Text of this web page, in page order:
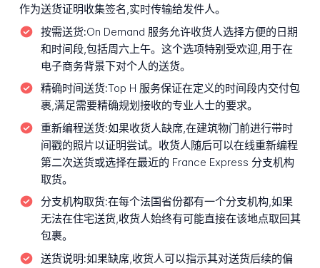
作为送货证明收集签名,实时传输给发件人。
按需送货:On Demand 服务允许收货人选择方便的日期
和时间段,包括周六上午。这个选项特别受欢迎,用于在
电子商务背景下对个人的送货。
精确时间送货:Top H 服务保证在定义的时间段内交付包
裹,满足需要精确规划接收的专业人士的要求。
重新编程送货:如果收货人缺席,在建筑物门前进行带时
间戳的照片以证明尝试。收货人随后可以在线重新编程
第二次送货或选择在最近的 France Express 分支机构
取货。
分支机构取货:在每个法国省份都有一个分支机构,如果
无法在住宅送货,收货人始终有可能直接在该地点取回其
包裹。
送货说明:如果缺席,收货人可以指示其对送货后续的偏